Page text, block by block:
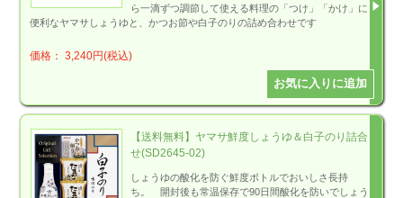
ら一滴ずつ調節して使える料理の「つけ」「かけ」に
便利なヤマサしょうゆと、かつお節や白子のりの詰め合わせです
価格： 3,240円(税込)
【送料無料】ヤマサ鮮度しょうゆ＆白子のり詰合
せ(SD2645-02)
しょうゆの酸化を防ぐ鮮度ボトルでおいしさ長持
ち。 開封後も常温保存で90日間酸化を防いでしょう